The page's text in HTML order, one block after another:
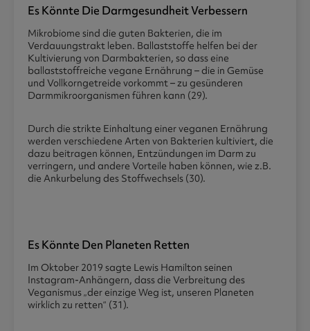
Es Könnte Die Darmgesundheit Verbessern
Mikrobiome sind die guten Bakterien, die im
Verdauungstrakt leben. Ballaststoffe helfen bei der
Kultivierung von Darmbakterien, so dass eine
ballaststoffreiche vegane Ernährung – die in Gemüse
und Vollkorngetreide vorkommt – zu gesünderen
Darmmikroorganismen führen kann (29).
Durch die strikte Einhaltung einer veganen Ernährung
werden verschiedene Arten von Bakterien kultiviert, die
dazu beitragen können, Entzündungen im Darm zu
verringern, und andere Vorteile haben können, wie z.B.
die Ankurbelung des Stoffwechsels (30).
Es Könnte Den Planeten Retten
Im Oktober 2019 sagte Lewis Hamilton seinen
Instagram-Anhängern, dass die Verbreitung des
Veganismus „der einzige Weg ist, unseren Planeten
wirklich zu retten“ (31).